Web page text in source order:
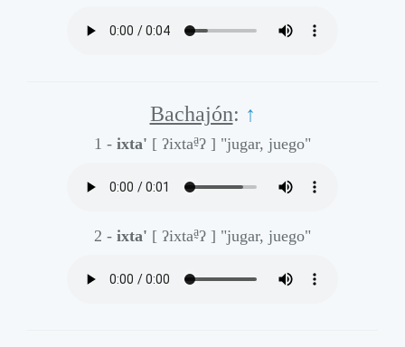
Bachajón: ↑
1 - ixta' [ ʔixtaa̰ʔ ] "jugar, juego"
2 - ixta' [ ʔixtaa̰ʔ ] "jugar, juego"